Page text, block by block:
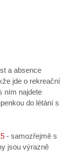
a absence
jde o rekreační
ním najdete
do létání s
- samozřejmě s
jsou výrazně